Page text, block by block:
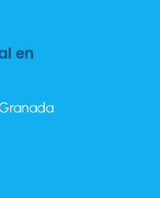
en